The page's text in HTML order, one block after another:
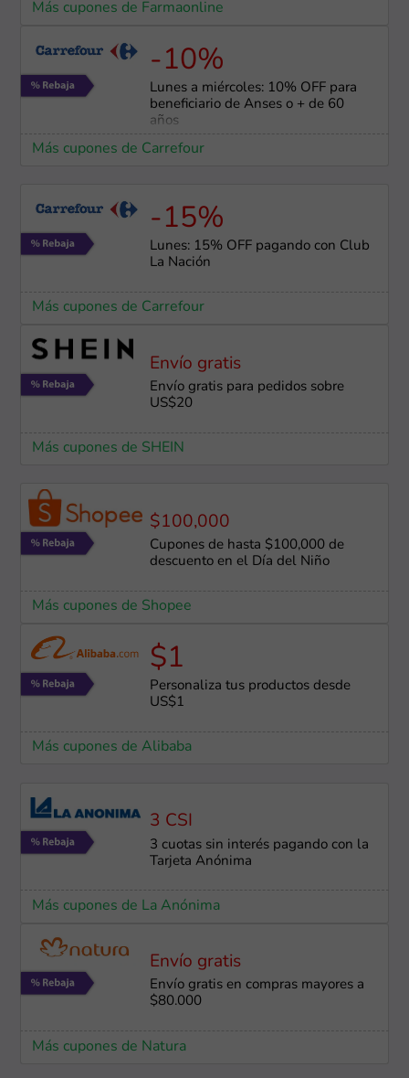
Más cupones de Farmaonline
-10%
Lunes a miércoles: 10% OFF para
beneficiario de Anses o + de 60
años
Más cupones de Carrefour
-15%
Lunes: 15% OFF pagando con Club
La Nación
Más cupones de Carrefour
Envío gratis
Envío gratis para pedidos sobre
US$20
Más cupones de SHEIN
$100,000
Cupones de hasta $100,000 de
descuento en el Día del Niño
Más cupones de Shopee
$1
Personaliza tus productos desde
US$1
Más cupones de Alibaba
3 CSI
3 cuotas sin interés pagando con la
Tarjeta Anónima
Más cupones de La Anónima
Envío gratis
Envío gratis en compras mayores a
$80.000
Más cupones de Natura